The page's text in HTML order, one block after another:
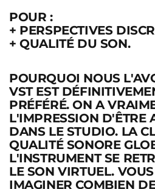
POUR :
+ PERSPECTIVES
+ QUALITÉ DU SON.
POURQUOI NOUS
VST EST
PRÉFÉRÉ. ON A
L'IMPRESSION D'ÊTRE
DANS LE STUDIO. LA
QUALITÉ SONORE
L'INSTRUMENT SE
LE SON VIRTUEL.
IMAGINER COMBIEN